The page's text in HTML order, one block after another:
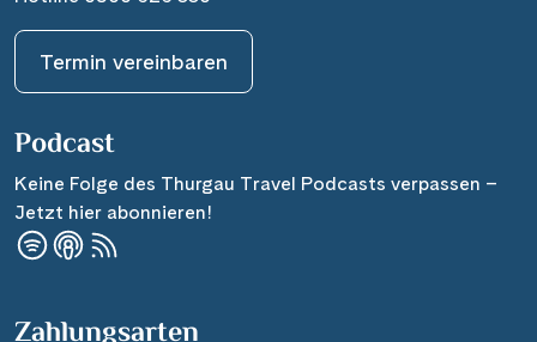
Termin vereinbaren
Podcast
Keine Folge des Thurgau Travel Podcasts verpassen –
Jetzt hier abonnieren!